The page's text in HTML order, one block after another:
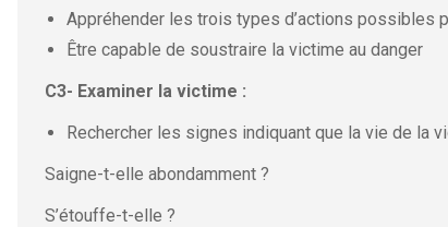
Appréhender les trois types d’actions possibles
Être capable de soustraire la victime au danger
C3- Examiner la victime :
Rechercher les signes indiquant que la vie de la
Saigne-t-elle abondamment ?
S’étouffe-t-elle ?